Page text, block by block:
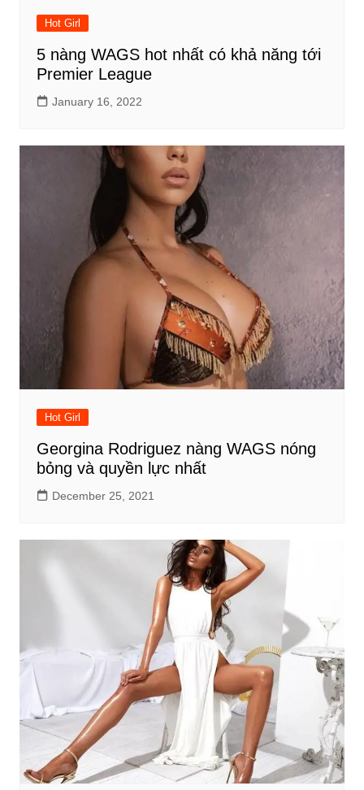
Hot Girl
5 nàng WAGS hot nhất có khả năng tới
Premier League
January 16, 2022
Hot Girl
Georgina Rodriguez nàng WAGS nóng
bỏng và quyền lực nhất
December 25, 2021